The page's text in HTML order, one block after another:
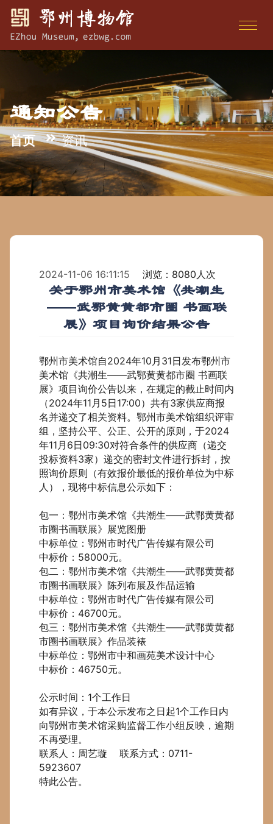
通知公告
首页 资讯
2024-11-06 16:11:15 浏览：8080人次
关于鄂州市美术馆《共潮生
——武鄂黄黄都市圈 书画联
展》项目询价结果公告
鄂州市美术馆自2024年10月31日发布鄂州市
美术馆《共潮生——武鄂黄黄都市圈 书画联
展》项目询价公告以来，在规定的截止时间内
（2024年11月5日17:00）共有3家供应商报
名并递交了相关资料。鄂州市美术馆组织评审
组，坚持公平、公正、公开的原则，于2024
年11月6日09:30对符合条件的供应商（递交
投标资料3家）递交的密封文件进行拆封，按
照询价原则（有效报价最低的报价单位为中标
人），现将中标信息公示如下：
包一：鄂州市美术馆《共潮生——武鄂黄黄都
市圈书画联展》展览图册
中标单位：鄂州市时代广告传媒有限公司
中标价：58000元。
包二：鄂州市美术馆《共潮生——武鄂黄黄都
市圈书画联展》陈列布展及作品运输
中标单位：鄂州市时代广告传媒有限公司
中标价：46700元。
包三：鄂州市美术馆《共潮生——武鄂黄黄都
市圈书画联展》作品装裱
中标单位：鄂州市中和画苑美术设计中心
中标价：46750元。
公示时间：1个工作日
如有异议，于本公示发布之日起1个工作日内
向鄂州市美术馆采购监督工作小组反映，逾期
不再受理。
联系人：周艺璇 联系方式：0711-
5923607
特此公告。